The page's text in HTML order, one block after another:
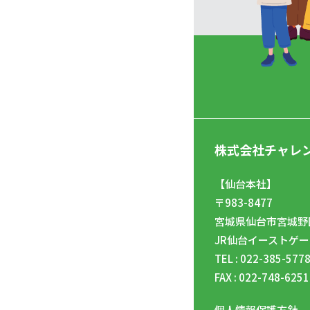
株式会社チャレ
【仙台本社】
〒983-8477
宮城県仙台市宮城
JR仙台イーストゲ
TEL : 022-385-5778
FAX : 022-748-6251